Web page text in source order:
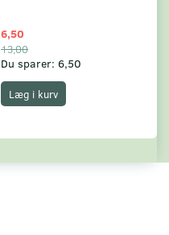
6,50
13,00
Du sparer: 6,50
Læg i kurv